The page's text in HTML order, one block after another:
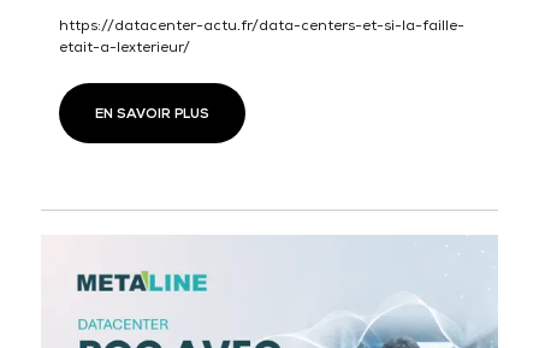
https://datacenter-actu.fr/data-centers-et-si-la-faille-
etait-a-lexterieur/
EN SAVOIR PLUS